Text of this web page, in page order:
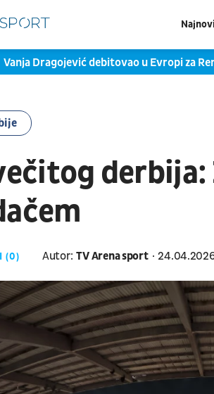
Vanja Dragojević debitovao u Evropi za
derbija:
(0) Autor: TV Arena sport